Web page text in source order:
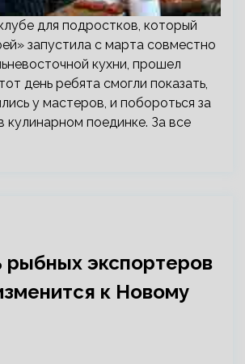
для подростков, который
запустила с марта совместно
кухни, прошел
день ребята смогли показать,
у мастеров, и побороться за
кулинарном поединке. За все
рыбных экспортеров
к Новому